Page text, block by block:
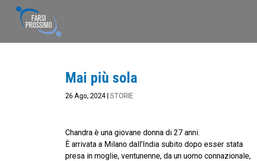
Mai più sola
26 Ago, 2024 |STORIE
Chandra è una giovane donna di 27 anni.
È arrivata a Milano dall’India subito dopo esser stata
presa in moglie, ventunenne, da un uomo connazionale,